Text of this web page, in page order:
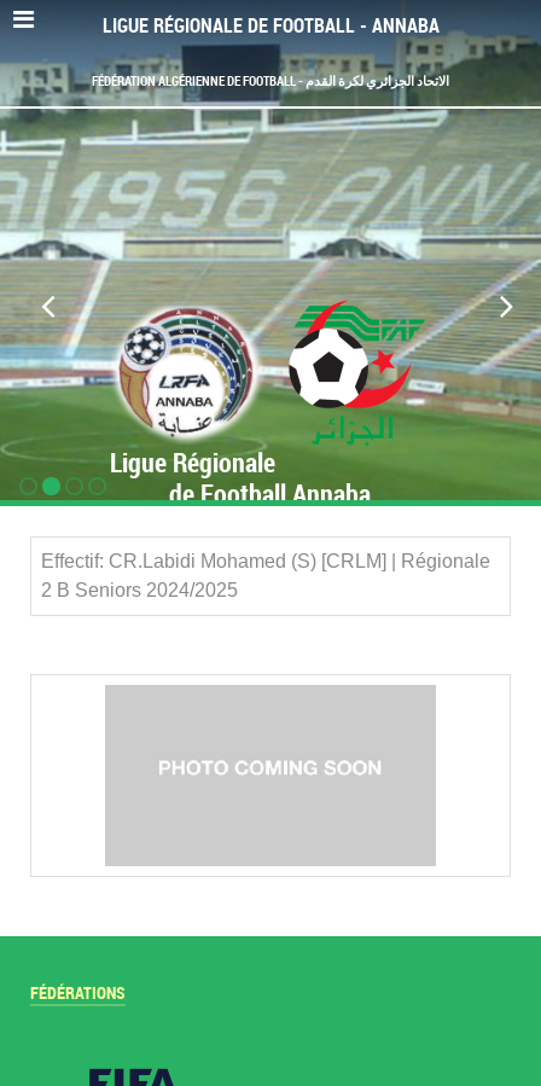
LIGUE RÉGIONALE DE FOOTBALL - ANNABA
FÉDÉRATION ALGÉRIENNE DE FOOTBALL - الاتحاد الجزائري لكرة القدم
Ligue Régionale
de Football Annaba
Effectif: CR.Labidi Mohamed (S) [CRLM] | Régionale
2 B Seniors 2024/2025
FÉDÉRATIONS